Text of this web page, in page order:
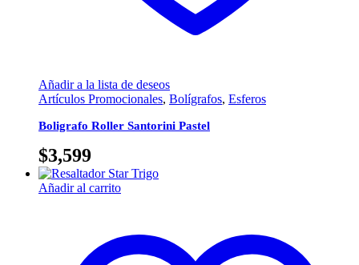
Añadir a la lista de deseos
Artículos Promocionales, Bolígrafos, Esferos
Boligrafo Roller Santorini Pastel
$3,599
Añadir al carrito